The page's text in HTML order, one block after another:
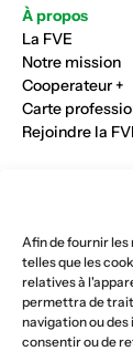
Afin de fournir
telles que les
relatives à
permettra de
navigation ou des
consentir ou de
À propos
La FVE
Notre mission
Cooperateur +
Carte
Rejoindre la
Maçonnerie et
Parqueterie et
Menuiserie et
Plâtrerie et